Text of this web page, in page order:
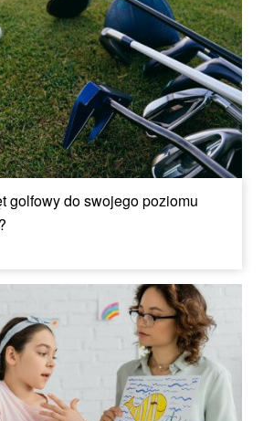
golfowy do swojego poziomu